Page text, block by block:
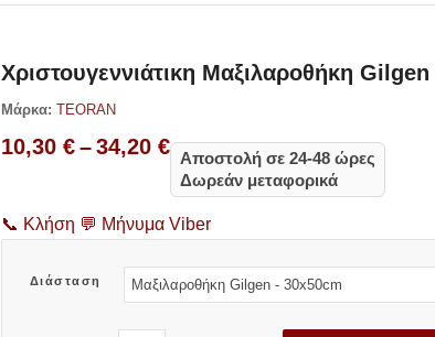
Χριστουγεννιάτικη Μαξιλαροθήκη
Μάρκα: TEORAN
10,30 € – 34,20 €Price
range:
10,30 €
through
Αποστολή σε 24-48 ώρες
Δωρεάν μεταφορικά
📞 Κλήση 💬 Μήνυμα Viber
Διάσταση